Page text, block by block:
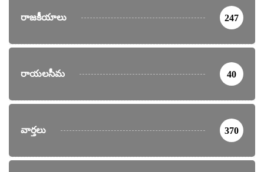
రాజకీయాలు 247
రాయలసీమ 40
వార్తలు 370